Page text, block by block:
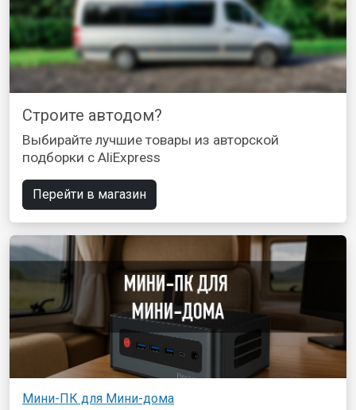
Строите автодом?
Выбирайте лучшие товары из авторской
подборки с AliExpress
Перейти в магазин
Мини-ПК для Мини-дома